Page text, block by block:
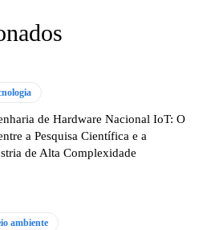
de Hardware Nacional IoT: O
a Pesquisa Científica e a
de Alta Complexidade
ambiente